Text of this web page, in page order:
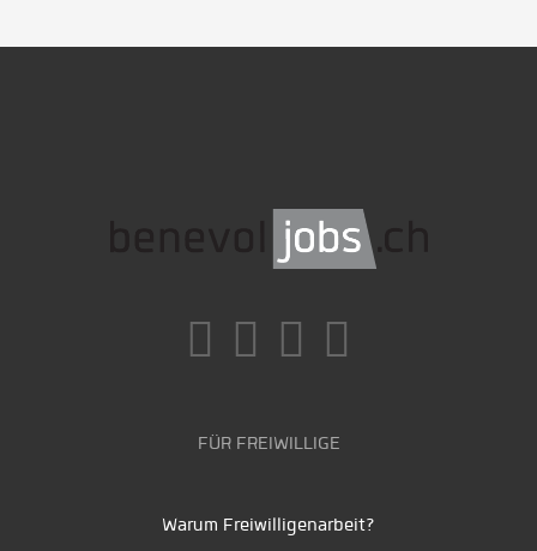
FÜR FREIWILLIGE
Warum Freiwilligenarbeit?